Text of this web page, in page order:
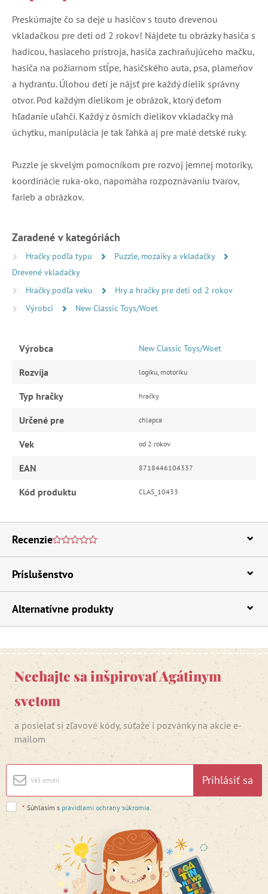
Preskúmajte čo sa deje u hasičov s touto drevenou
vkladačkou pre deti od 2 rokov! Nájdete tu obrázky hasiča s
hadicou, hasiaceho prístroja, hasiča zachraňujúceho mačku,
hasiča na požiarnom stĺpe, hasičského auta, psa, plameňov
a hydrantu. Úlohou detí je nájsť pre každý dielik správny
otvor. Pod každým dielikom je obrázok, ktorý deťom
hľadanie uľahčí. Každý z ôsmich dielikov vkladačky má
úchytku, manipulácia je tak ľahká aj pre malé detské ruky.
Puzzle je skvelým pomocníkom pre rozvoj jemnej motoriky,
koordinácie ruka-oko, napomáha rozpoznávaniu tvarov,
farieb a obrázkov.
Zaradené v kategóriách
Hračky podľa typu
Puzzle, mozaiky a vkladačky
Drevené vkladačky
Hračky podľa veku
Hry a hračky pre deti od 2 rokov
Výrobci
New Classic Toys/Woet
Výrobca New Classic Toys/Woet
Rozvíja logiku, motoriku
Typ hračky hračky
Určené pre chlapca
Vek od 2 rokov
EAN 8718446104337
Kód produktu CLAS_10433
Recenzie
Príslušenstvo
Alternatívne produkty
Nechajte sa inšpirovať Agátinym
svetom
a posielať si zľavové kódy, súťaže i pozvánky na akcie e-
mailom
Prihlásiť sa
* Súhlasím s pravidlami ochrany súkromia